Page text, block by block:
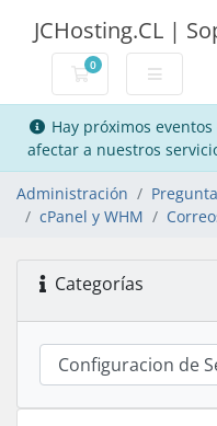
JCHosting.CL |
0
Carro de Pedidos
Hay próximos
afectar a nuestros
Administración
cPanel y WHM
Categorías